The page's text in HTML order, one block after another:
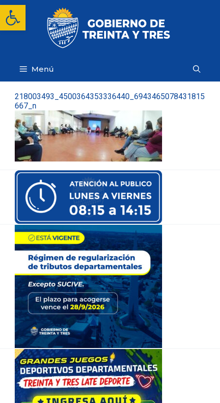
Abrir barra de herramientas
Saltar
contenido
Menú
218003493_4500364353336440_6943465078431815
667_n